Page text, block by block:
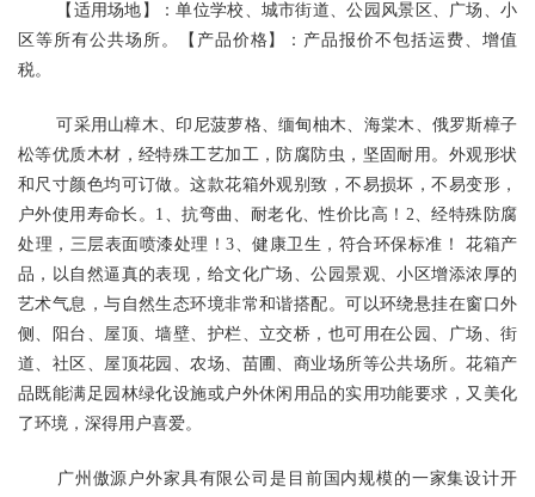
【适用场地】：单位学校、城市街道、公园风景区、广场、小
区等所有公共场所。【产品价格】：产品报价不包括运费、增值
税。
可采用山樟木、印尼菠萝格、缅甸柚木、海棠木、俄罗斯樟子
松等优质木材，经特殊工艺加工，防腐防虫，坚固耐用。外观形状
和尺寸颜色均可订做。这款花箱外观别致，不易损坏，不易变形，
户外使用寿命长。 1 、抗弯曲、耐老化、性价比高！ 2、经特殊防腐
处理，三层表面喷漆处理！3、健康卫生，符合环保标准！
花箱产
品，以自然逼真的表现，给文化广场、公园景观、小区增添浓厚的
艺术气息，与自然生态环境非常和谐搭配。可以环绕悬挂在窗口外
侧、阳台、屋顶、墙壁、护栏、立交桥，也可用在公园、广场、街
道、社区、屋顶花园、农场、苗圃、商业场所等公共场所。花箱产
品既能满足园林绿化设施或户外休闲用品的实用功能要求，又美化
了环境，深得用户喜爱。
广州傲源户外家具有限公司是目前国内规模的一家集设计开